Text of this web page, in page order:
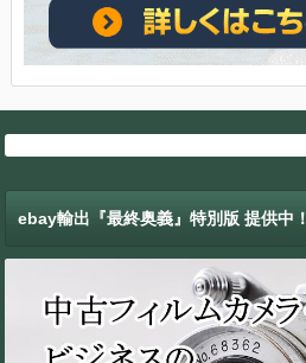
ebay輸出『最終奥義』特別版 提供中！